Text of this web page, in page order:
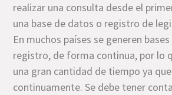
realizar una consulta desde el
una base de datos o registro de
En muchos países se generen
registro, de forma continua, por lo
una gran cantidad de tiempo ya
continuamente. Se debe tener